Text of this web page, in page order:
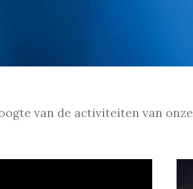
van de activiteiten van